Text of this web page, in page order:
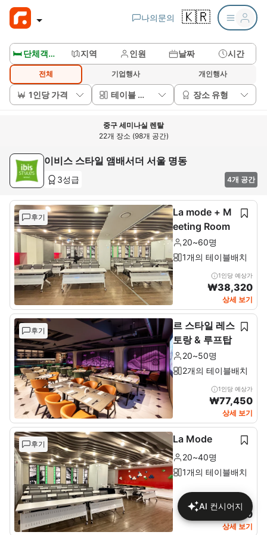
나의문의 🇰🇷
🛏️ 단체객실보기 지역 인원 날짜 시간
전체 기업행사 개인행사
1인당 가격 테이블 배치 장소 유형
중구 세미나실 렌탈
22개 장소 (98개 공간)
이비스 스타일 앰배서더 서울 명동
3성급 4개 공간
후기
La mode + M
eeting Room
20~60명
1개의 테이블배치
1인당 예상가
₩38,320
상세 보기
후기
르 스타일 레스
토랑 & 루프탑
20~50명
2개의 테이블배치
1인당 예상가
₩77,450
상세 보기
후기 La Mode
20~40명
1개의 테이블배치
1인당 예상가
₩ 46,170
상세 보기
AI 컨시어지